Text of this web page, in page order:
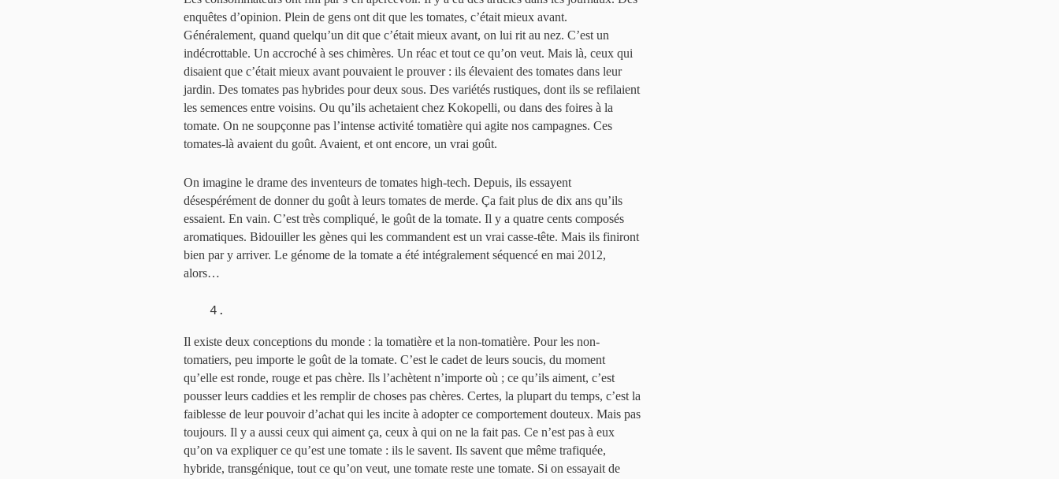
enquêtes d’opinion. Plein de gens ont dit que les tomates, c’était mieux avant.
Généralement, quand quelqu’un dit que c’était mieux avant, on lui rit au nez. C’est un
indécrottable. Un accroché à ses chimères. Un réac et tout ce qu’on veut. Mais là, ceux qui
disaient que c’était mieux avant pouvaient le prouver : ils élevaient des tomates dans leur
jardin. Des tomates pas hybrides pour deux sous. Des variétés rustiques, dont ils se refilaient
les semences entre voisins. Ou qu’ils achetaient chez Kokopelli, ou dans des foires à la
tomate. On ne soupçonne pas l’intense activité tomatière qui agite nos campagnes. Ces
tomates-là avaient du goût. Avaient, et ont encore, un vrai goût.
On imagine le drame des inventeurs de tomates high-tech. Depuis, ils essayent
désespérément de donner du goût à leurs tomates de merde. Ça fait plus de dix ans qu’ils
essaient. En vain. C’est très compliqué, le goût de la tomate. Il y a quatre cents composés
aromatiques. Bidouiller les gènes qui les commandent est un vrai casse-tête. Mais ils finiront
bien par y arriver. Le génome de la tomate a été intégralement séquencé en mai 2012,
alors…
4.
Il existe deux conceptions du monde : la tomatière et la non-tomatière. Pour les non-
tomatiers, peu importe le goût de la tomate. C’est le cadet de leurs soucis, du moment
qu’elle est ronde, rouge et pas chère. Ils l’achètent n’importe où ; ce qu’ils aiment, c’est
pousser leurs caddies et les remplir de choses pas chères. Certes, la plupart du temps, c’est la
faiblesse de leur pouvoir d’achat qui les incite à adopter ce comportement douteux. Mais pas
toujours. Il y a aussi ceux qui aiment ça, ceux à qui on ne la fait pas. Ce n’est pas à eux
qu’on va expliquer ce qu’est une tomate : ils le savent. Ils savent que même trafiquée,
hybride, transgénique, tout ce qu’on veut, une tomate reste une tomate. Si on essayait de